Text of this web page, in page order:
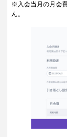
※入会当月の月会
ん。